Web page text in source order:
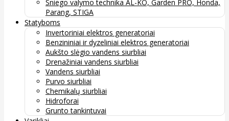
Sniego valymo technika AL-KO, Garden PRO, Honda,
Parang, STIGA
Statyboms
Invertoriniai elektros generatoriai
Benzininiai ir dyzeliniai elektros generatoriai
Aukšto slėgio vandens siurbliai
Drenažiniai vandens siurbliai
Vandens siurbliai
Purvo siurbliai
Chemikalų siurbliai
Hidroforai
Grunto tankintuvai